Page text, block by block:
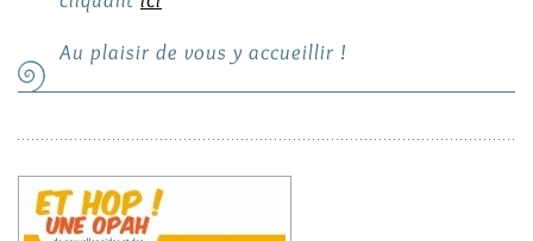
Au plaisir de vous y accueillir !